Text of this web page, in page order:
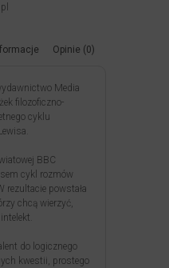
Opinie (0)
Media
filozoficzno-
cyklu
BBC
cykl rozmów
rezultacie powstała
chcą wierzyć,
do logicznego
kwestii, prostego